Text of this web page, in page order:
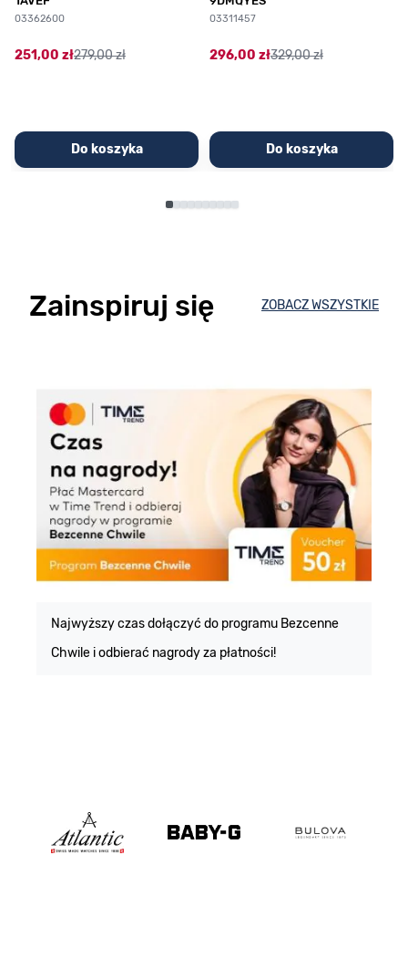
03362600
251,00 zł279,00 zł
Do koszyka
03311457
296,00 zł329,00 zł
Do koszyka
Zainspiruj się ZOBACZ WSZYSTKIE
Najwyższy czas dołączyć do programu Bezcenne
Chwile i odbierać nagrody za płatności!